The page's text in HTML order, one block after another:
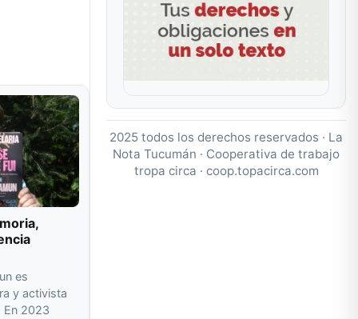
es
y activista
En 2023
2025 todos los derechos reservados · La
Nota Tucumán · Cooperativa de trabajo
tropa circa · coop.topacirca.com